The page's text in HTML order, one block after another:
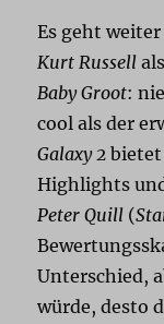
Es geht
Kurt Russell
Baby Groot:
cool als der
Galaxy 2 bietet
Highlights
Peter Quill (
Unterschied,
würde, desto